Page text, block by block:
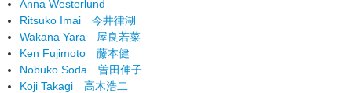
Anna Westerlund
Ritsuko Imai 今井律湖
Wakana Yara 屋良若菜
Ken Fujimoto 藤本健
Nobuko Soda 曽田伸子
Koji Takagi 高木浩二